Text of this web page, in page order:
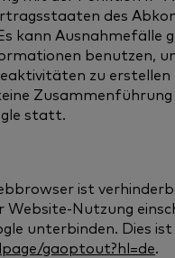
des
kann Ausnahmefälle
benutzen,
zu
statt.
ist
Website-Nutzung
unterbinden. Dies
gaoptout?hl=de.